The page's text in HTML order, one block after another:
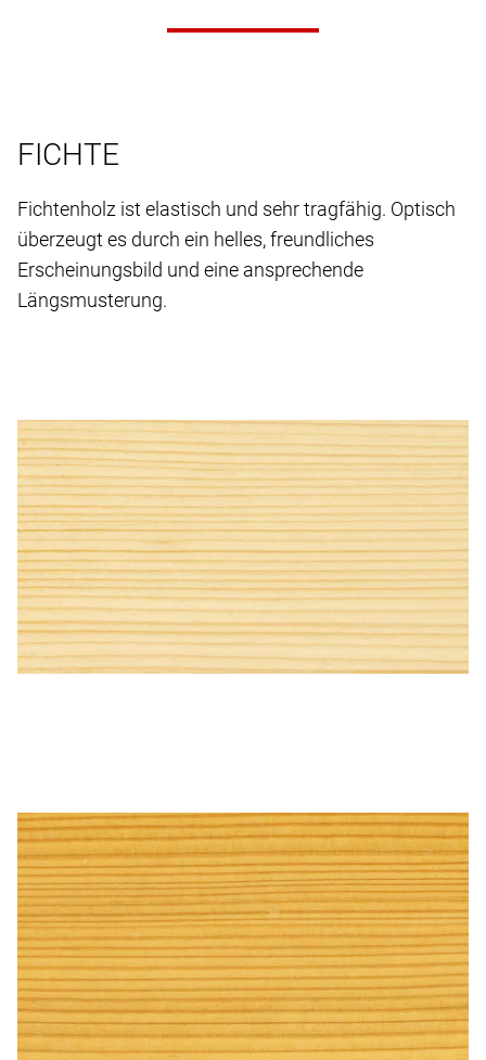
FICHTE
Fichtenholz ist elastisch und sehr tragfähig. Optisch
überzeugt es durch ein helles, freundliches
Erscheinungsbild und eine ansprechende
Längsmusterung.